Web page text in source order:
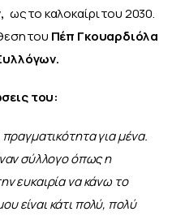
ως το καλοκαίρι του 2030.
του Πέπ Γκουαρδιόλα
του:
πραγματικότητα για μένα.
σύλλογο όπως η
ευκαιρία να κάνω το
είναι κάτι πολύ, πολύ